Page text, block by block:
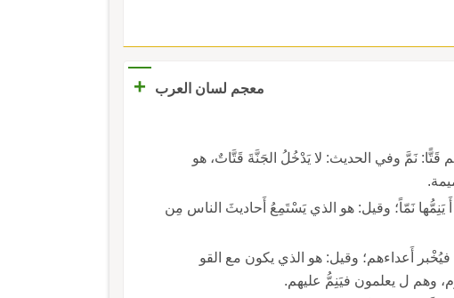
معجم لسان العرب
+
قَتَّ يَقُتُّ قَتًّا، وقَتَّ بينهم قَتًّا: نَمَّ وفي الحديث: لا يَدْخُلُ الجَنَّةَ قَتَّاتٌ، هو
قَتًّا أَ يَنِمُّها نَمّاً؛ وقيل: هو الذي يَسْتَمِعُ أَحاديثَ الناس مِن
أَحاديثَ الناس، فيُخْبر أَعداءهم؛ وقيل: هو الذي يكون مع القو
وهم ل يعلمون فيَنِمُّ عليهم.